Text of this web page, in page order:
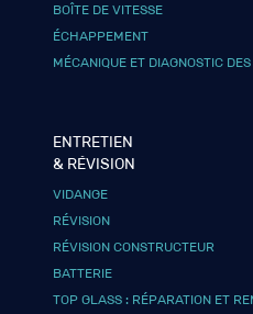
BOÎTE DE VITESSE
ÉCHAPPEMENT
MÉCANIQUE ET DIAGNOSTIC
ENTRETIEN
& RÉVISION
VIDANGE
RÉVISION
RÉVISION CONSTRUCTEUR
BATTERIE
TOP GLASS : RÉPARATION ET